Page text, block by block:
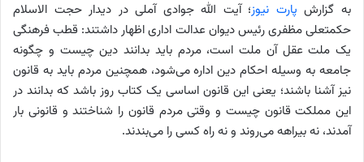
به گزارش پارت نیوز؛ آیت الله جوادی آملی در دیدار حجت الاسلام
حکمتعلی مظفری رئیس دیوان عدالت اداری اظهار داشتند: قطب فرهنگی
یک ملت عقل آن ملت است، مردم باید بدانند دین چیست و چگونه
جامعه به وسیله احکام دین اداره می‌شود، همچنین مردم باید به قانون
نیز آشنا باشند؛ یعنی این قانون اساسی یک کتاب روز باشد که بدانند در
این مملکت قانون چیست و وقتی مردم قانون را شناختند و قانونی بار
آمدند، نه بیراهه می‌روند و نه راه کسی را می‌بندند.